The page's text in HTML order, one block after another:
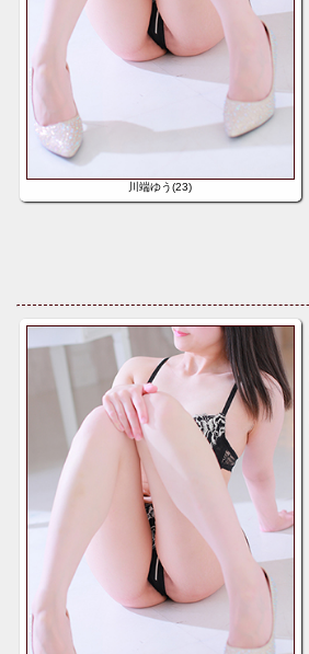
川端ゆう(23)